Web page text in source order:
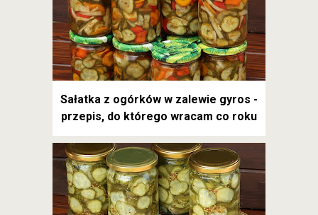
Sałatka z ogórków w zalewie gyros -
przepis, do którego wracam co roku